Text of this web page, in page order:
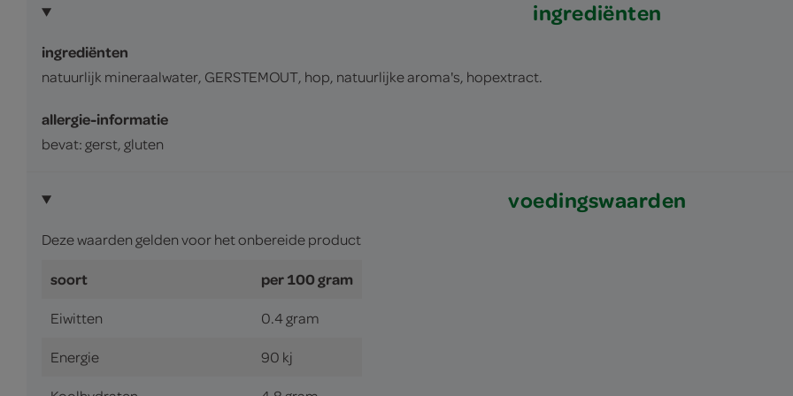
ingrediënten
ingrediënten
natuurlijk mineraalwater, GERSTEMOUT, hop, natuurlijke aroma's, hopextract.
allergie-informatie
bevat: gerst, gluten
voedingswaarden
Deze waarden gelden voor het onbereide product
soort per 100 gram
Eiwitten 0.4 gram
Energie 90 kj